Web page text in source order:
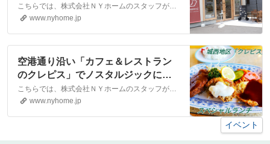
あなたとおいしいパイ。すべてを包
み込むあたたかい場所～｜松山市・
大洲市の賃貸・不動産なら株式会社
NYホーム
こちらでは、株式会社ＮＹホームのスタッフが執筆したスタッフブログ記事、「新空港通り沿い（松山市北斎院町）パイ専門店Tsutsumiさん～わたしとあなたとおいしいパイ。すべてを包み込むあたたかい場所～」をご紹介しております。他にも様々なテーマの記事がありますので、お住まい探しの合間にぜひご一読ください！
www.nyhome.jp
空港通り沿い「カフェ＆レストラン
のクレピス」でノスタルジックに浸
った～｜松山市・大洲市の賃貸・不
動産なら株式会社NYホーム
こちらでは、株式会社ＮＹホームのスタッフが執筆したスタッフブログ記事、「空港通り沿い「カフェ＆レストランのクレピス」でノスタルジックに浸った～」をご紹介しております。他にも様々なテーマの記事がありますので、お住まい探しの合間にぜひご一読ください！
www.nyhome.jp
イベント